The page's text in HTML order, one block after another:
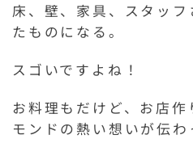
床、壁、家具、スタッ
たものになる。
スゴいですよね！
お料理もだけど、お店
モンドの熱い想いが伝わ